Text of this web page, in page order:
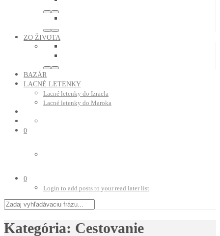
ZO ŽIVOTA
BAZÁR
LACNÉ LETENKY
Lacné letenky do Izraela
Lacné letenky do Maroka
0
0
Login to add posts to your read later list
Kategória: Cestovanie